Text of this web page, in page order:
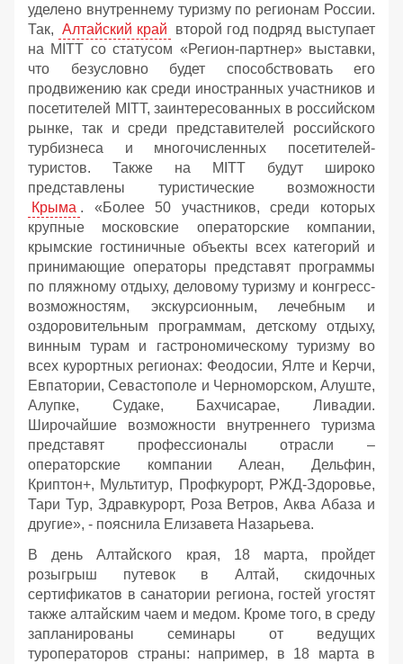
уделено внутреннему туризму по регионам России.
Так, Алтайский край
второй год подряд выступает
на MITT со статусом «Регион-партнер» выставки,
что безусловно будет способствовать его
продвижению как среди иностранных участников и
посетителей MITT, заинтересованных в российском
рынке, так и среди представителей российского
турбизнеса и многочисленных посетителей-
туристов. Также на MITT будут широко
представлены туристические возможности
Крыма . «Более 50 участников, среди которых
крупные московские операторские компании,
крымские гостиничные объекты всех категорий и
принимающие операторы представят программы
по пляжному отдыху, деловому туризму и конгресс-
возможностям, экскурсионным, лечебным и
оздоровительным программам, детскому отдыху,
винным турам и гастрономическому туризму во
всех курортных регионах: Феодосии, Ялте и Керчи,
Евпатории, Севастополе и Черноморском, Алуште,
Алупке, Судаке, Бахчисарае, Ливадии.
Широчайшие возможности внутреннего туризма
представят профессионалы отрасли –
операторские компании Алеан, Дельфин,
Криптон+, Мультитур, Профкурорт, РЖД-Здоровье,
Тари Тур, Здравкурорт, Роза Ветров, Аква Абаза и
другие», - пояснила Елизавета Назарьева.
В день Алтайского края, 18 марта, пройдет
розыгрыш путевок в Алтай, скидочных
сертификатов в санатории региона, гостей угостят
также алтайским чаем и медом. Кроме того, в среду
запланированы семинары от ведущих
туроператоров страны: например, в 18 марта в